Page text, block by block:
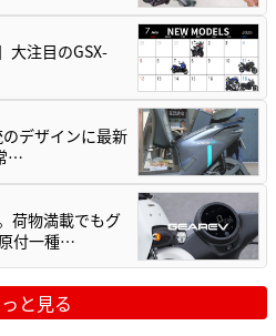
大注目のGSX-
デザインに最新
…
荷物満載でもグ
付一種…
と見る